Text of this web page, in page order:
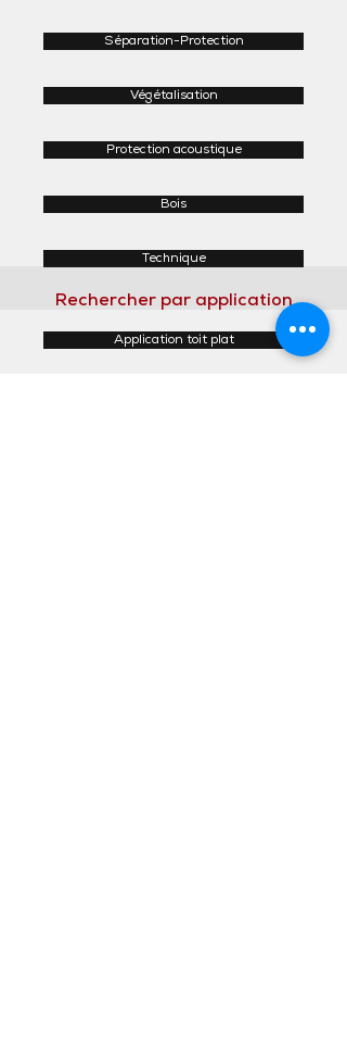
Séparation-Protection
Végétalisation
Protection acoustique
Bois
Technique
Rechercher par application
Application toit plat